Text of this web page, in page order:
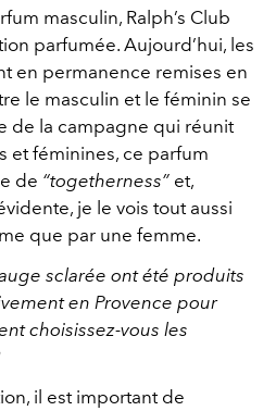
masculin, Ralph’s Club
parfumée. Aujourd’hui, les
en permanence remises en
le masculin et le féminin se
de la campagne qui réunit
et féminines, ce parfum
de “togetherness” et,
je le vois tout aussi
que par une femme.
sclarée ont été produits
en Provence pour
choisissez-vous les
il est important de